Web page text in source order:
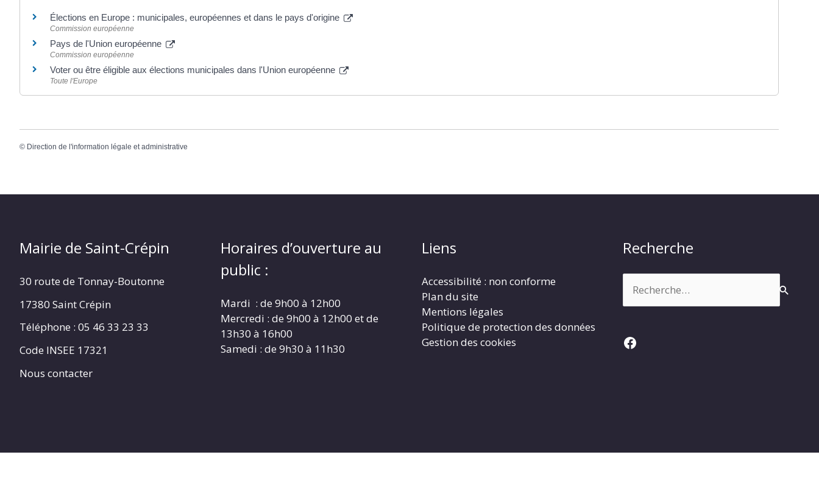
Élections en Europe : municipales, européennes et dans le pays d'origine
Commission européenne
Pays de l'Union européenne
Commission européenne
Voter ou être éligible aux élections municipales dans l'Union européenne
Toute l'Europe
© Direction de l'information légale et administrative
Mairie de Saint-Crépin
30 route de Tonnay-Boutonne
17380 Saint Crépin
Téléphone : 05 46 33 23 33
Code INSEE 17321
Nous contacter
Horaires d’ouverture au
public :
Mardi : de 9h00 à 12h00
Mercredi : de 9h00 à 12h00 et de
13h30 à 16h00
Samedi : de 9h30 à 11h30
Liens
Accessibilité : non conforme
Plan du site
Mentions légales
Politique de protection des données
Gestion des cookies
Recherche
Facebook